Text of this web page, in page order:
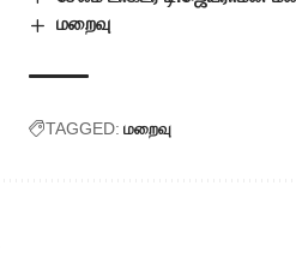
மறைவு
TAGGED: மறைவு